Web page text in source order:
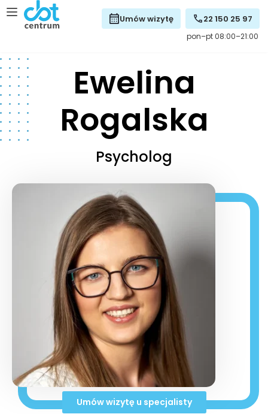
Umów wizytę 22 150 25 97
pon–pt 08:00–21:00
Ewelina
Rogalska
Psycholog
Umów wizytę u specjalisty